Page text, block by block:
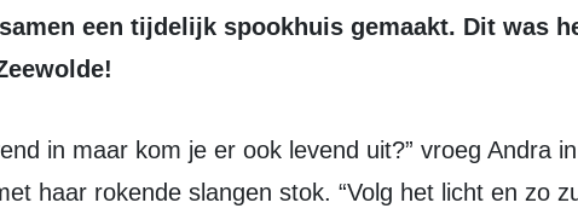
een tijdelijk spookhuis gemaakt. Dit was
haar rokende slangen stok. “Volg het licht en zo